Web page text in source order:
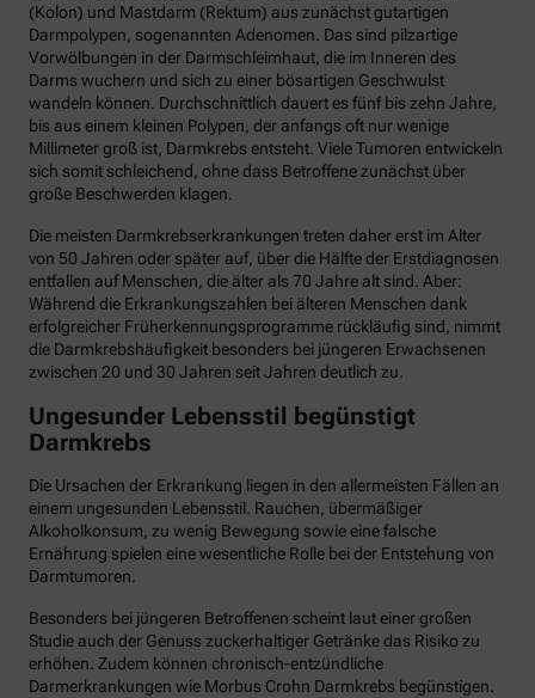
(Kolon) und Mastdarm (Rektum) aus zunächst gutartigen
Darmpolypen, sogenannten Adenomen. Das sind pilzartige
Vorwölbungen in der Darmschleimhaut, die im Inneren des
Darms wuchern und sich zu einer bösartigen Geschwulst
wandeln können. Durchschnittlich dauert es fünf bis zehn Jahre,
bis aus einem kleinen Polypen, der anfangs oft nur wenige
Millimeter groß ist, Darmkrebs entsteht. Viele Tumoren entwickeln
sich somit schleichend, ohne dass Betroffene zunächst über
große Beschwerden klagen.
Die meisten Darmkrebserkrankungen treten daher erst im Alter
von 50 Jahren oder später auf, über die Hälfte der Erstdiagnosen
entfallen auf Menschen, die älter als 70 Jahre alt sind. Aber:
Während die Erkrankungszahlen bei älteren Menschen dank
erfolgreicher Früherkennungsprogramme rückläufig sind, nimmt
die Darmkrebshäufigkeit besonders bei jüngeren Erwachsenen
zwischen 20 und 30 Jahren seit Jahren deutlich zu.
Ungesunder Lebensstil begünstigt
Darmkrebs
Die Ursachen der Erkrankung liegen in den allermeisten Fällen an
einem ungesunden Lebensstil. Rauchen, übermäßiger
Alkoholkonsum, zu wenig Bewegung sowie eine falsche
Ernährung spielen eine wesentliche Rolle bei der Entstehung von
Darmtumoren.
Besonders bei jüngeren Betroffenen scheint laut einer großen
Studie auch der Genuss zuckerhaltiger Getränke das Risiko zu
erhöhen. Zudem können chronisch-entzündliche
Darmerkrankungen wie Morbus Crohn Darmkrebs begünstigen.